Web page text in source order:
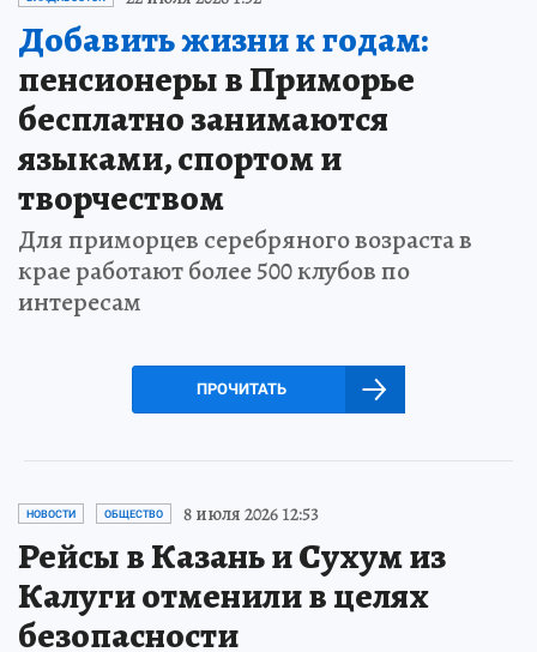
Добавить жизни к годам:
пенсионеры в Приморье
бесплатно занимаются
языками, спортом и
творчеством
Для приморцев серебряного возраста в
крае работают более 500 клубов по
интересам
ПРОЧИТАТЬ
НОВОСТИ ОБЩЕСТВО 8 июля 2026 12:53
Рейсы в Казань и Сухум из
Калуги отменили в целях
безопасности